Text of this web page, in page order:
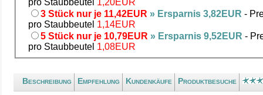
pro Staubbeutel 1,20EUR
3 Stück nur je 11,42EUR » Ersparnis 3,82EUR -
pro Staubbeutel 1,14EUR
5 Stück nur je 10,79EUR » Ersparnis 9,52EUR -
pro Staubbeutel 1,08EUR
Beschreibung Empfehlung Kundenkäufe Produktbesuche